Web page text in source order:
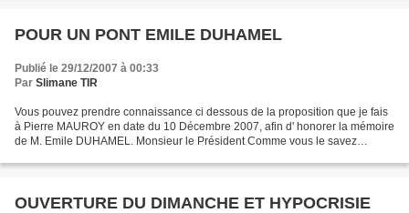
POUR UN PONT EMILE DUHAMEL
Publié le 29/12/2007 à 00:33
Par Slimane TIR
Vous pouvez prendre connaissance ci dessous de la proposition que je fais
à Pierre MAUROY en date du 10 Décembre 2007, afin d' honorer la mémoire
de M. Emile DUHAMEL. Monsieur le Président Comme vous le savez
OUVERTURE DU DIMANCHE ET HYPOCRISIE